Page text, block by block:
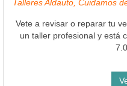
Talleres Aldauto, Cuidamos
Vete a revisar o reparar tu
un taller profesional y está